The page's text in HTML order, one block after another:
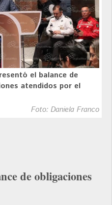
el balance de
atendidos por el
Foto: Daniela Franco
de obligaciones